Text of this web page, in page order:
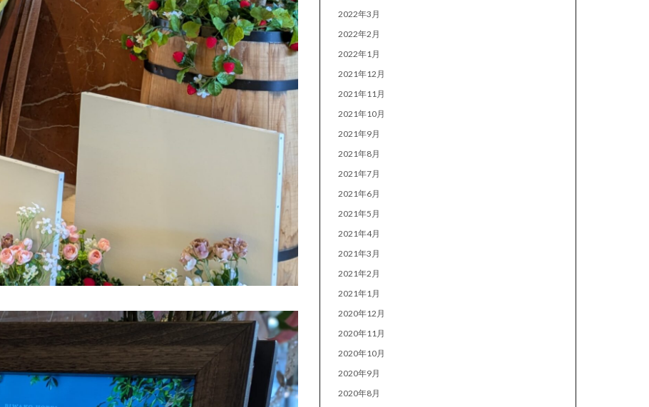
2022年3月
2022年2月
2022年1月
2021年12月
2021年11月
2021年10月
2021年9月
2021年8月
2021年7月
2021年6月
2021年5月
2021年4月
2021年3月
2021年2月
2021年1月
2020年12月
2020年11月
2020年10月
2020年9月
2020年8月